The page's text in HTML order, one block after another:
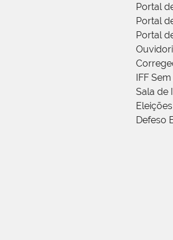
Portal
Portal
Portal
IFF
Sala de
Defeso